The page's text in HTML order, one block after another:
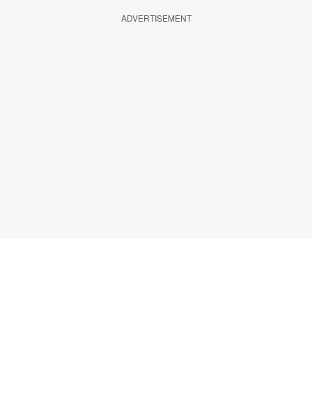
ADVERTISEMENT